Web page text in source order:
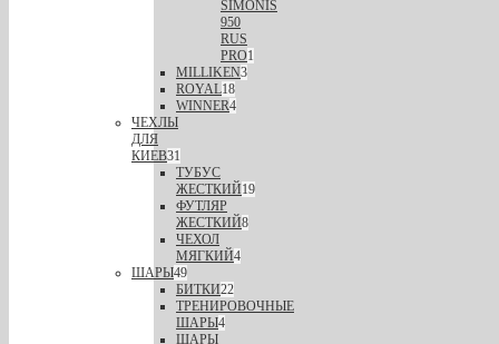
SIMONIS
950
RUS
PRO1
MILLIKEN3
ROYAL18
WINNER4
ЧЕХЛЫ
ДЛЯ
КИЕВ31
ТУБУС
ЖЕСТКИЙ19
ФУТЛЯР
ЖЕСТКИЙ8
ЧЕХОЛ
МЯГКИЙ4
ШАРЫ49
БИТКИ22
ТРЕНИРОВОЧНЫЕ
ШАРЫ4
ШАРЫ